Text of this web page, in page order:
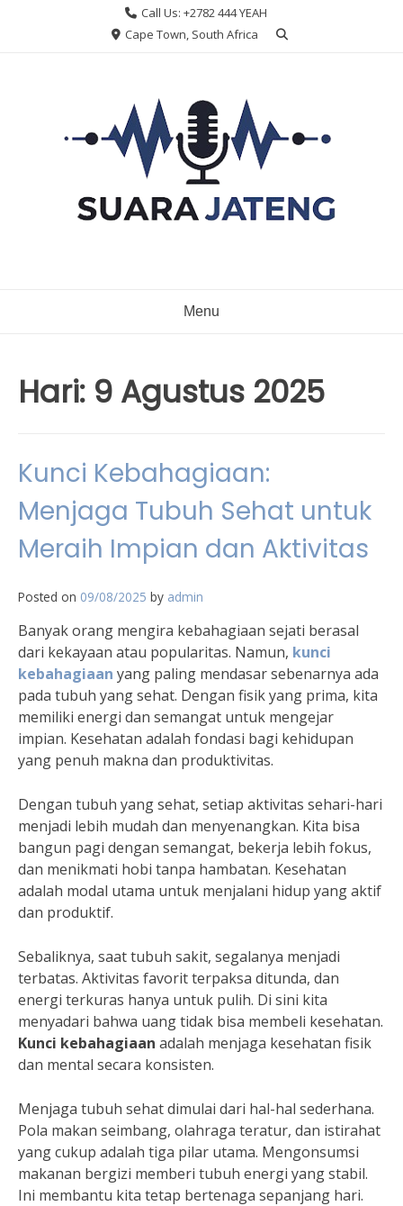
Call Us: +2782 444 YEAH
Cape Town, South Africa
Menu
Hari: 9 Agustus 2025
Kunci Kebahagiaan:
Menjaga Tubuh Sehat untuk
Meraih Impian dan Aktivitas
Posted on 09/08/2025 by admin
Banyak orang mengira kebahagiaan sejati berasal
dari kekayaan atau popularitas. Namun, kunci
kebahagiaan yang paling mendasar sebenarnya ada
pada tubuh yang sehat. Dengan fisik yang prima, kita
memiliki energi dan semangat untuk mengejar
impian. Kesehatan adalah fondasi bagi kehidupan
yang penuh makna dan produktivitas.
Dengan tubuh yang sehat, setiap aktivitas sehari-hari
menjadi lebih mudah dan menyenangkan. Kita bisa
bangun pagi dengan semangat, bekerja lebih fokus,
dan menikmati hobi tanpa hambatan. Kesehatan
adalah modal utama untuk menjalani hidup yang aktif
dan produktif.
Sebaliknya, saat tubuh sakit, segalanya menjadi
terbatas. Aktivitas favorit terpaksa ditunda, dan
energi terkuras hanya untuk pulih. Di sini kita
menyadari bahwa uang tidak bisa membeli kesehatan.
Kunci kebahagiaan adalah menjaga kesehatan fisik
dan mental secara konsisten.
Menjaga tubuh sehat dimulai dari hal-hal sederhana.
Pola makan seimbang, olahraga teratur, dan istirahat
yang cukup adalah tiga pilar utama. Mengonsumsi
makanan bergizi memberi tubuh energi yang stabil.
Ini membantu kita tetap bertenaga sepanjang hari.